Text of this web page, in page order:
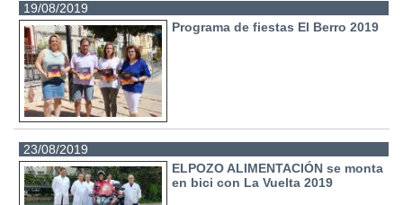
19/08/2019
Programa de fiestas El Berro 2019
23/08/2019
ELPOZO ALIMENTACIÓN se monta
en bici con La Vuelta 2019